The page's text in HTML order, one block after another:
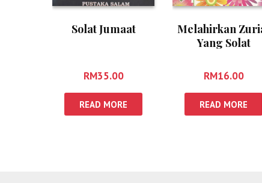
Solat Jumaat
RM35.00
READ MORE
Melahirkan
Yang Solat
RM16.00
READ MORE